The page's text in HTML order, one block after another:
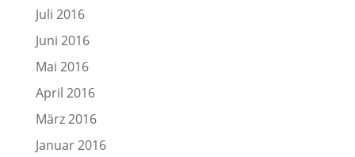
Juli 2016
Juni 2016
Mai 2016
April 2016
März 2016
Januar 2016